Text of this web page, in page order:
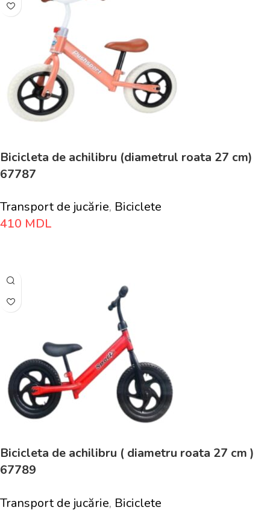
Bicicleta de achilibru (diametrul roata 27 cm)
67787
Transport de jucărie, Biciclete
410 MDL
Bicicleta de achilibru ( diametru roata 27 cm )
67789
Transport de jucărie, Biciclete